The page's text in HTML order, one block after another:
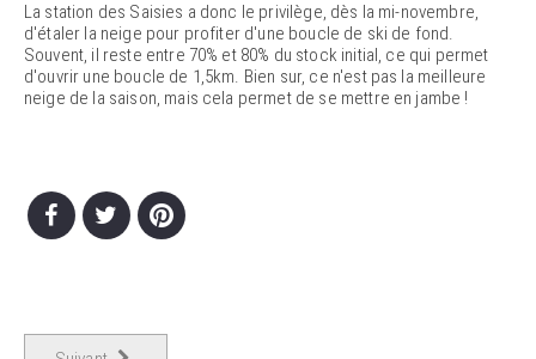
La station des Saisies a donc le privilège, dès la mi-novembre,
d'étaler la neige pour profiter d'une boucle de ski de fond.
Souvent, il reste entre 70% et 80% du stock initial, ce qui permet
d'ouvrir une boucle de 1,5km. Bien sur, ce n'est pas la meilleure
neige de la saison, mais cela permet de se mettre en jambe !